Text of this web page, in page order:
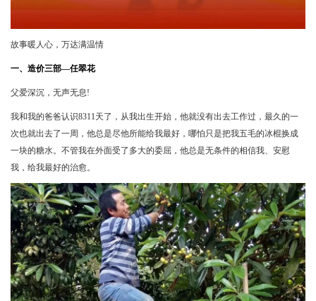
故事暖人心，万达满温情
一、造价三部—任翠花
父爱深沉，无声无息!
我和我的爸爸认识8311天了，从我出生开始，他就没有出去工作过，最久的一
次也就出去了一周，他总是尽他所能给我最好，哪怕只是把我五毛的冰棍换成
一块的糖水。不管我在外面受了多大的委屈，他总是无条件的相信我、安慰
我，给我最好的治愈。